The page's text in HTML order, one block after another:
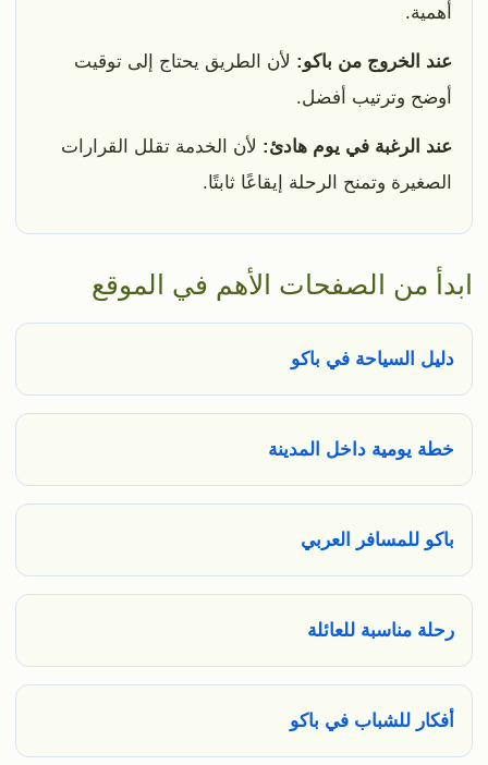
أهمية.
عند الخروج من باكو: لأن الطريق يحتاج إلى توقيت
أوضح وترتيب أفضل.
عند الرغبة في يوم هادئ: لأن الخدمة تقلل القرارات
الصغيرة وتمنح الرحلة إيقاعًا ثابتًا.
ابدأ من الصفحات الأهم في الموقع
دليل السياحة في باكو
خطة يومية داخل المدينة
باكو للمسافر العربي
رحلة مناسبة للعائلة
أفكار للشباب في باكو